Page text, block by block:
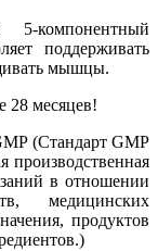
компонентный
поддерживать
мышцы.
28 месяцев!
(Стандарт GMP
производственная
в отношении
медицинских
продуктов